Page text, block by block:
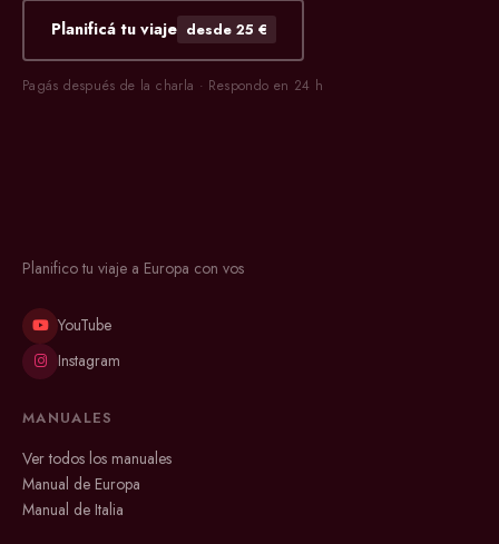
Planificá tu viaje desde 25 €
Pagás después de la charla · Respondo en 24 h
Planifico tu viaje a Europa con vos
YouTube
Instagram
MANUALES
Ver todos los manuales
Manual de Europa
Manual de Italia